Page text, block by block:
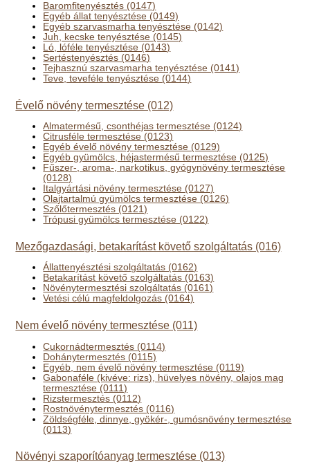
Baromfitenyésztés (0147)
Egyéb állat tenyésztése (0149)
Egyéb szarvasmarha tenyésztése (0142)
Juh, kecske tenyésztése (0145)
Ló, lóféle tenyésztése (0143)
Sertéstenyésztés (0146)
Tejhasznú szarvasmarha tenyésztése (0141)
Teve, teveféle tenyésztése (0144)
Évelő növény termesztése (012)
Almatermésű, csonthéjas termesztése (0124)
Citrusféle termesztése (0123)
Egyéb évelő növény termesztése (0129)
Egyéb gyümölcs, héjastermésű termesztése (0125)
Fűszer-, aroma-, narkotikus, gyógynövény termesztése
(0128)
Italgyártási növény termesztése (0127)
Olajtartalmú gyümölcs termesztése (0126)
Szőlőtermesztés (0121)
Trópusi gyümölcs termesztése (0122)
Mezőgazdasági, betakarítást követő szolgáltatás (016)
Állattenyésztési szolgáltatás (0162)
Betakarítást követő szolgáltatás (0163)
Növénytermesztési szolgáltatás (0161)
Vetési célú magfeldolgozás (0164)
Nem évelő növény termesztése (011)
Cukornádtermesztés (0114)
Dohánytermesztés (0115)
Egyéb, nem évelő növény termesztése (0119)
Gabonaféle (kivéve: rizs), hüvelyes növény, olajos mag
termesztése (0111)
Rizstermesztés (0112)
Rostnövénytermesztés (0116)
Zöldségféle, dinnye, gyökér-, gumósnövény termesztése
(0113)
Növényi szaporítóanyag termesztése (013)